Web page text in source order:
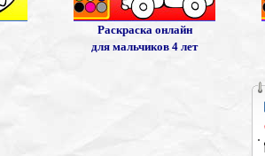
Раскраска онлайн
для мальчиков 4 лет